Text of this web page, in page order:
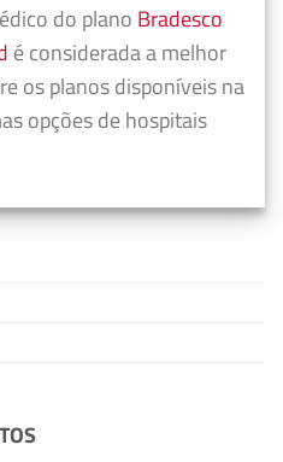
do plano Bradesco
é considerada a melhor
os planos disponíveis na
opções de hospitais